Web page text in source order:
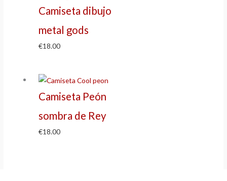
Camiseta dibujo
metal gods
€18.00
Camiseta Peón
sombra de Rey
€18.00